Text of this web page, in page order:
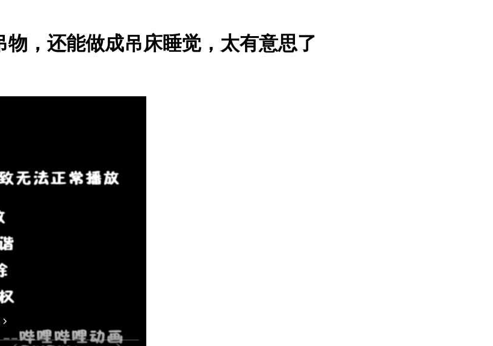
，还能做成吊床睡觉，太有意思了